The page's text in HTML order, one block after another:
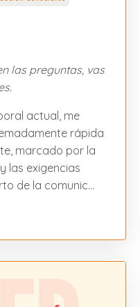
las preguntas, vas
actual, me
rápida
marcado por la
las exigencias
de la comunic...